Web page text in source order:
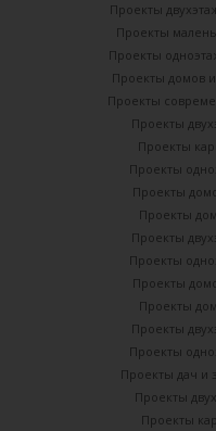
Проекты
Проекты
Проекты
Проекты домов
Проекты
Проекты
Проекты
Проекты
Проекты
Проекты
Проекты
Проекты
Проекты
Проекты
Проекты
Проекты
Проекты дач и
Проекты
Проекты